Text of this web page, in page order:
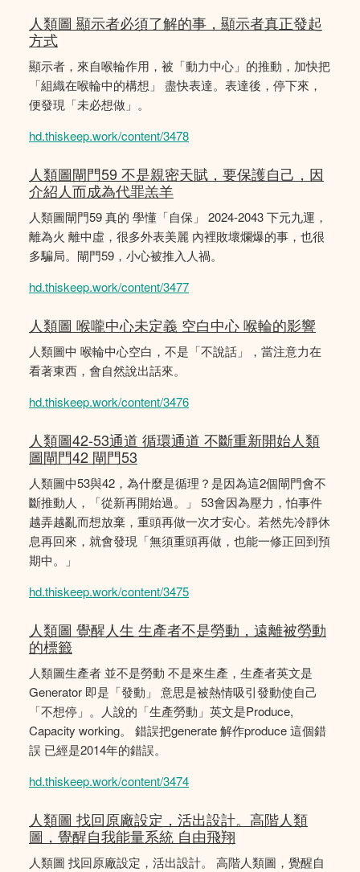
人類圖 顯示者必須了解的事，顯示者真正發起
方式
顯示者，來自喉輪作用，被「動力中心」的推動，加快把
「組織在喉輪中的構想」 盡快表達。表達後，停下來，
便發現「未必想做」。
hd.thiskeep.work/content/3478
人類圖閘門59 不是親密天賦，要保護自己，因
介紹人而成為代罪羔羊
人類圖閘門59 真的 學懂「自保」 2024-2043 下元九運，
離為火 離中虛，很多外表美麗 內裡敗壞爛爆的事，也很
多騙局。閘門59，小心被推入人禍。
hd.thiskeep.work/content/3477
人類圖 喉嚨中心未定義 空白中心 喉輪的影響
人類圖中 喉輪中心空白，不是「不說話」，當注意力在
看著東西，會自然說出話來。
hd.thiskeep.work/content/3476
人類圖42-53通道 循環通道 不斷重新開始人類
圖閘門42 閘門53
人類圖中53與42，為什麼是循理？是因為這2個閘門會不
斷推動人，「從新再開始過。」 53會因為壓力，怕事件
越弄越亂而想放棄，重頭再做一次才安心。若然先冷靜休
息再回來，就會發現「無須重頭再做，也能一修正回到預
期中。」
hd.thiskeep.work/content/3475
人類圖 覺醒人生 生產者不是勞動，遠離被勞動
的標籤
人類圖生產者 並不是勞動 不是來生產，生產者英文是
Generator 即是「發動」 意思是被熱情吸引發動使自己
「不想停」。人說的「生產勞動」英文是Produce,
Capacity working。 錯誤把generate 解作produce 這個錯
誤 已經是2014年的錯誤。
hd.thiskeep.work/content/3474
人類圖 找回原廠設定，活出設計。高階人類
圖，覺醒自我能量系統 自由飛翔
人類圖 找回原廠設定，活出設計。 高階人類圖，覺醒自